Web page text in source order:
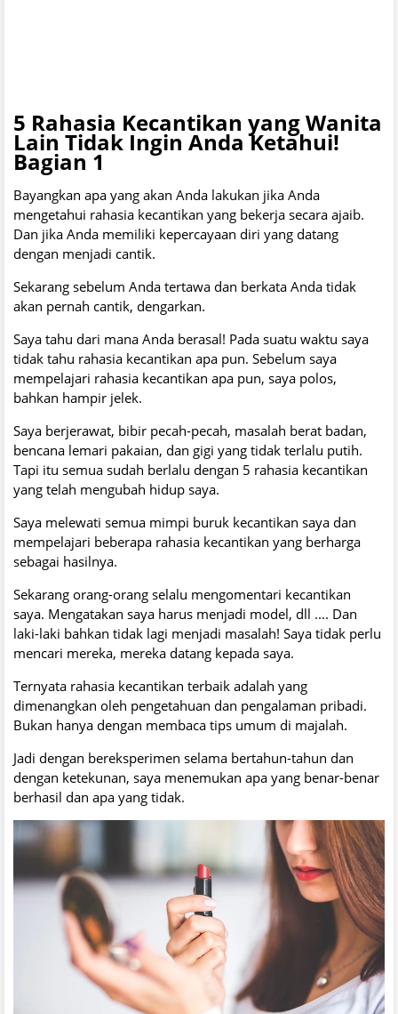
5 Rahasia Kecantikan yang Wanita
Lain Tidak Ingin Anda Ketahui!
Bagian 1
Bayangkan apa yang akan Anda lakukan jika Anda
mengetahui rahasia kecantikan yang bekerja secara ajaib.
Dan jika Anda memiliki kepercayaan diri yang datang
dengan menjadi cantik.
Sekarang sebelum Anda tertawa dan berkata Anda tidak
akan pernah cantik, dengarkan.
Saya tahu dari mana Anda berasal! Pada suatu waktu saya
tidak tahu rahasia kecantikan apa pun. Sebelum saya
mempelajari rahasia kecantikan apa pun, saya polos,
bahkan hampir jelek.
Saya berjerawat, bibir pecah-pecah, masalah berat badan,
bencana lemari pakaian, dan gigi yang tidak terlalu putih.
Tapi itu semua sudah berlalu dengan 5 rahasia kecantikan
yang telah mengubah hidup saya.
Saya melewati semua mimpi buruk kecantikan saya dan
mempelajari beberapa rahasia kecantikan yang berharga
sebagai hasilnya.
Sekarang orang-orang selalu mengomentari kecantikan
saya. Mengatakan saya harus menjadi model, dll .... Dan
laki-laki bahkan tidak lagi menjadi masalah! Saya tidak perlu
mencari mereka, mereka datang kepada saya.
Ternyata rahasia kecantikan terbaik adalah yang
dimenangkan oleh pengetahuan dan pengalaman pribadi.
Bukan hanya dengan membaca tips umum di majalah.
Jadi dengan bereksperimen selama bertahun-tahun dan
dengan ketekunan, saya menemukan apa yang benar-benar
berhasil dan apa yang tidak.